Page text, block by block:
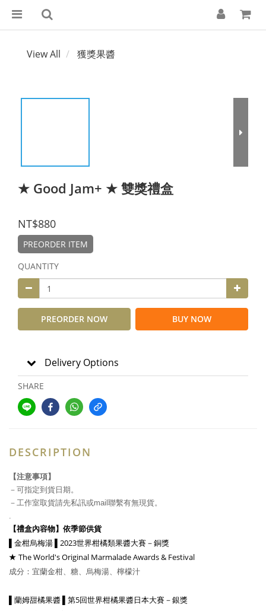
View All 獲獎果醬
★ Good Jam+ ★ 雙獎禮盒
NT$880
PREORDER ITEM
QUANTITY
PREORDER NOW BUY NOW
Delivery Options
SHARE
DESCRIPTION
【注意事項】
－ 可指定到貨日期。
－工作室取貨請先私訊或mail聯繫有無現貨。
.
【禮盒內容物】依季節供貨
▌金柑烏梅湯 ▌2023世界柑橘類果醬大賽－銅獎
★ The World's Original Marmalade Awards & Festival
成分：宜蘭金柑、糖、 烏梅湯、 檸檬汁
▌蘭姆甜橘果醬 ▌ 第5回世界柑橘果醬日本大賽－銀獎